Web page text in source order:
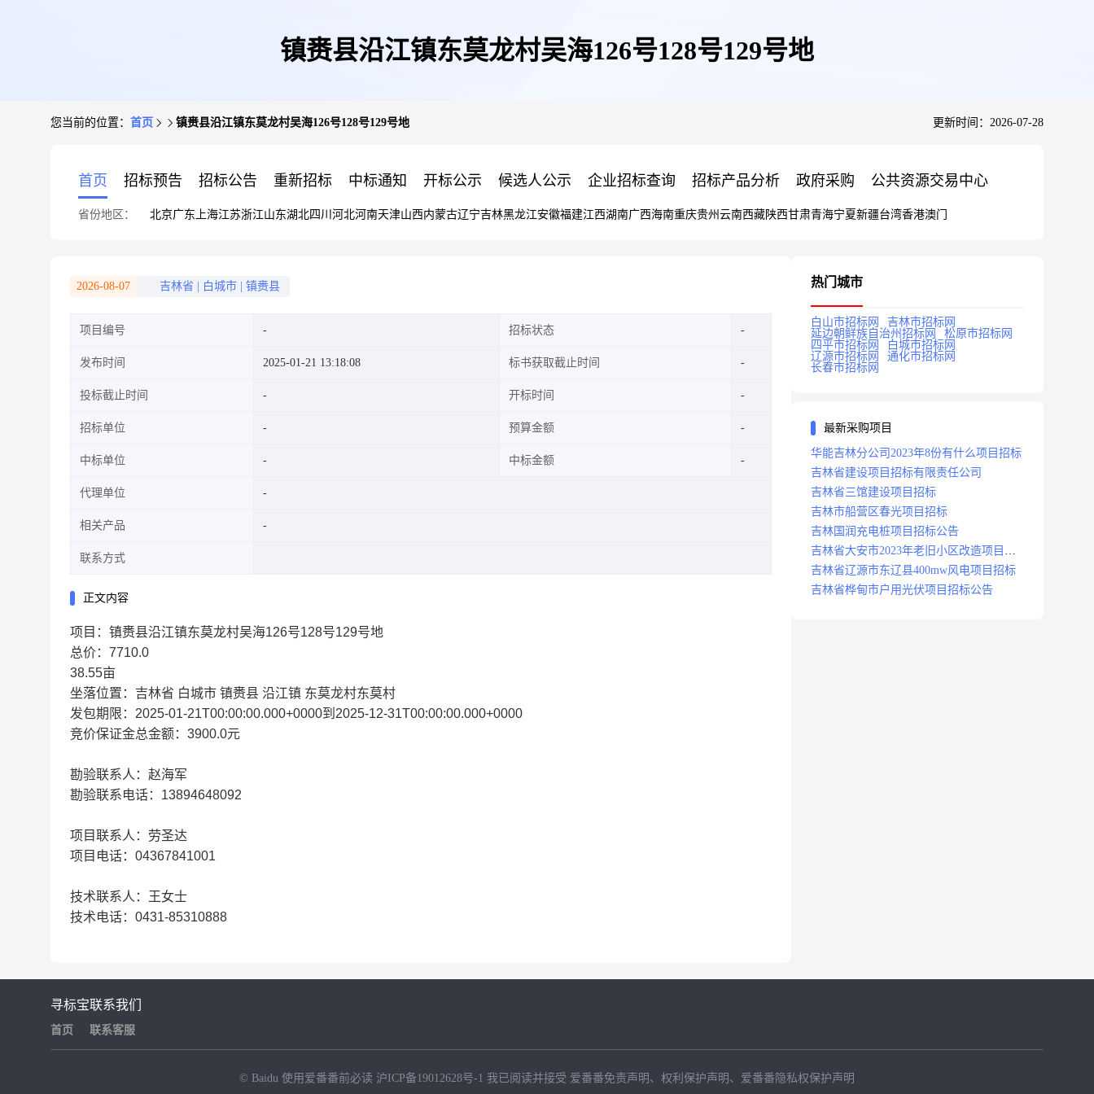
镇赉县沿江镇东莫龙村吴海126号128号129号地
您当前的位置： 首页 镇赉县沿江镇东莫龙村吴海126号128号129号地 更新时间：2026-07-28
首页 招标预告 招标公告 重新招标 中标通知 开标公示 候选人公示 企业招标查询 招标产品分析 政府采购 公共资源交易中心
省份地区： 北京广东 上海江苏浙江山东湖北四川 河北河南天津山西内蒙古辽宁吉林黑龙江安徽福建江西湖南广西海南重庆贵州 云南西藏陕西甘肃青海宁夏新疆台湾香港澳门
2026-08-07 吉林省 白城市 镇赉县
项目编号 招标状态
发布时间 2025-01-21 13:18:08 标书获取截止时间
投标截止时间 开标时间
招标单位 预算金额
中标单位 中标金额
代理单位
相关产品
联系方式
正文内容
项目：镇赉县沿江镇东莫龙村吴海126号128号129号地
总价：7710.0
38.55亩
坐落位置：吉林省 白城市 镇赉县 沿江镇 东莫龙村东莫村
发包期限：2025-01-21T00:00:00.000+0000到2025-12-31T00:00:00.000+0000
竞价保证金总金额：3900.0元
勘验联系人：赵海军
勘验联系电话：13894648092
项目联系人：劳圣达
项目电话：04367841001
技术联系人：王女士
技术电话：0431-85310888
热门城市
白山市招标网
吉林市招标网
延边朝鲜族自治州招标网
松原市招标网
四平市招标网
白城市招标网
辽源市招标网
通化市招标网
长春市招标网
最新采购项目
华能吉林分公司2023年8份有什么项目招标
吉林省建设项目招标有限责任公司
吉林省三馆建设项目招标
吉林市船营区春光项目招标
吉林国润充电桩项目招标公告
吉林省大安市2023年老旧小区改造项目招
标公告
吉林省辽源市东辽县400mw风电项目招标
吉林省桦甸市户用光伏项目招标公告
寻标宝
首页
联系我们
联系客服
© Baidu 使用爱番番前必读 沪ICP备19012628号-1 我已阅读并接受 爱番番免责声明 、 权利保护声明 、 爱番番隐私权保护声明